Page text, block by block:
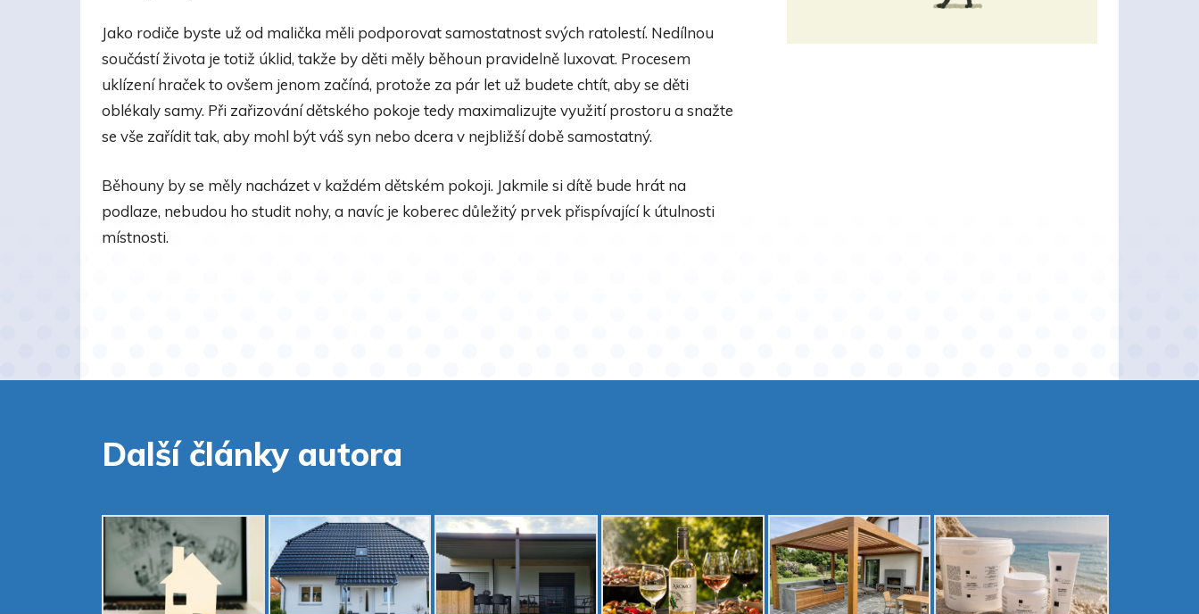
Jako rodiče byste už od malička měli podporovat samostatnost svých ratolestí. Nedílnou
součástí života je totiž úklid, takže by děti měly běhoun pravidelně luxovat. Procesem
uklízení hraček to ovšem jenom začíná, protože za pár let už budete chtít, aby se děti
oblékaly samy. Při zařizování dětského pokoje tedy maximalizujte využití prostoru a snažte
se vše zařídit tak, aby mohl být váš syn nebo dcera v nejbližší době samostatný.
Běhouny by se měly nacházet v každém dětském pokoji. Jakmile si dítě bude hrát na
podlaze, nebudou ho studit nohy, a navíc je koberec důležitý prvek přispívající k útulnosti
místnosti.
Další články autora